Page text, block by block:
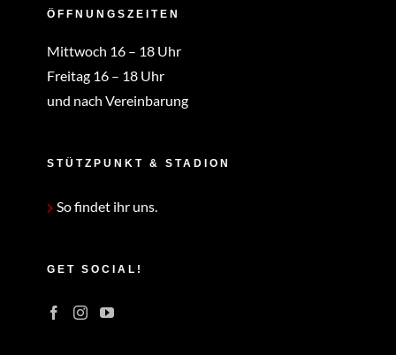
ÖFFNUNGSZEITEN
Mittwoch 16 – 18 Uhr
Freitag 16 – 18 Uhr
und nach Vereinbarung
STÜTZPUNKT & STADION
So findet ihr uns.
GET SOCIAL!